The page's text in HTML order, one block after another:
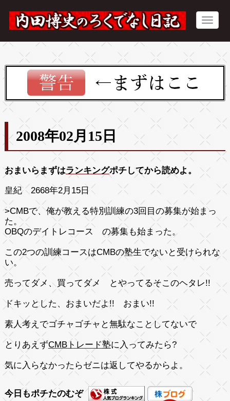
2008年02月15日
おまいらまずはランキングポチしてから読めよ。
皇紀 2668年2月15日
>CMBで、俺が教える特別訓練の3回目の募集が始まっ
た。
OBQのデイトレコース の募集も始まった。
この2つの訓練コースはCMBの塾生でないと受けられな
い。
売ってダメ、買ってダメ とやってるそこのヘタレ!!
ドキッとした、おまいだよ!! おまい!!
素人考えでゴチャゴチャと無駄なことしてないで
とりあえずCMBトレード塾に入ってみたら?
気に入らなかったらゼニは返してやるからよ。
今日もポチたのむぞ